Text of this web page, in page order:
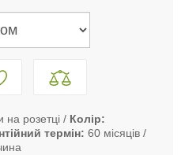
на розетці
Колір
термін 60 місяців